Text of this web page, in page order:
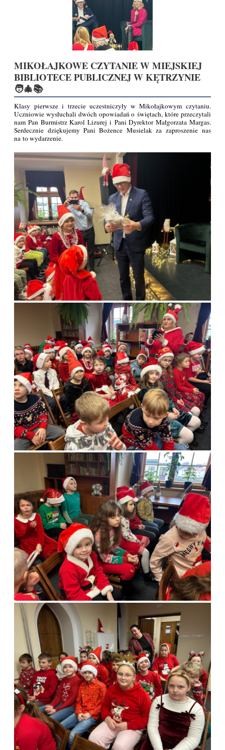
MIKOŁAJKOWE CZYTANIE W MIEJSKIEJ
BIBLIOTECE PUBLICZNEJ W KĘTRZYNIE
🧑‍🎄📚
Klasy pierwsze i trzecie uczestniczyły w Mikołajkowym czytaniu.
Uczniowie wysłuchali dwóch opowiadań o świętach, które przeczytali
nam Pan Burmistrz Karol Lizurej i Pani Dyrektor Małgorzata Margas.
Serdecznie dziękujemy Pani Bożence Musielak za zaproszenie nas
na to wydarzenie.